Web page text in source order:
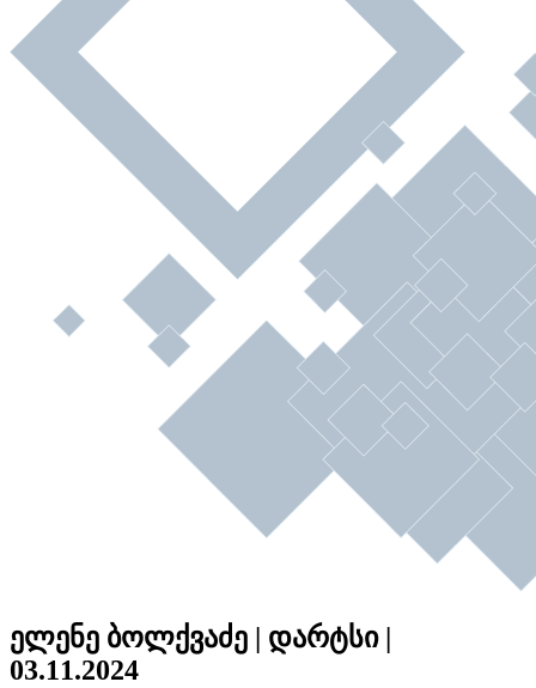
ელენე ბოლქვაძე | დარტსი |
03.11.2024